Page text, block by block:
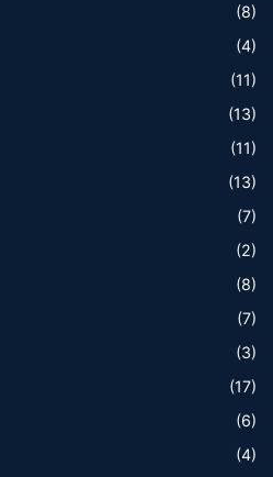
(8)
(4)
(11)
(13)
(11)
(13)
(7)
(2)
(8)
(7)
(3)
(17)
(6)
(4)